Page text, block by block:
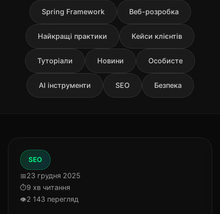
Spring Framework Веб-розробка
Найкращі практики Кейси клієнтів
Туторіали Новини Особисте
AI інструменти SEO Безпека
SEO
23 грудня 2025
9 хв читання
2 143 перегляд